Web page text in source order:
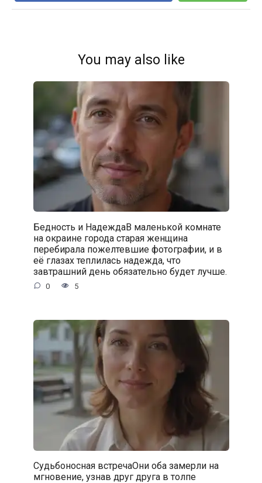
You may also like
Бедность и НадеждаВ маленькой комнате
на окраине города старая женщина
перебирала пожелтевшие фотографии, и в
её глазах теплилась надежда, что
завтрашний день обязательно будет лучше.
0 5
Судьбоносная встречаОни оба замерли на
мгновение, узнав друг друга в толпе